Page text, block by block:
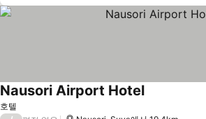
호텔
Nausori Airport Hotel